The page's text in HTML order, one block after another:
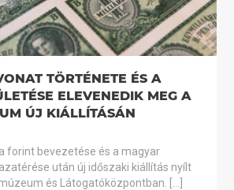
TÖRTÉNETE ÉS A
ELEVENEDIK MEG A
ÚJ KIÁLLÍTÁSÁN
forint bevezetése és a magyar
után új időszaki kiállítás nyílt
és Látogatóközpontban. […]